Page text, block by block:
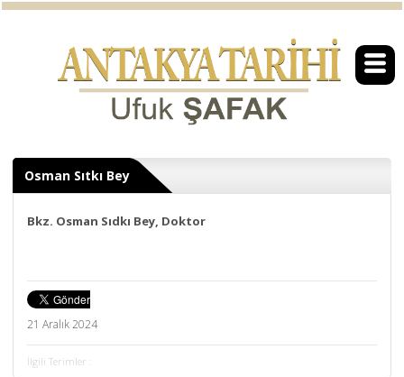
Osman Sıtkı Bey
Bkz. Osman Sıdkı Bey, Doktor
21 Aralık 2024
İlgili Terimler :